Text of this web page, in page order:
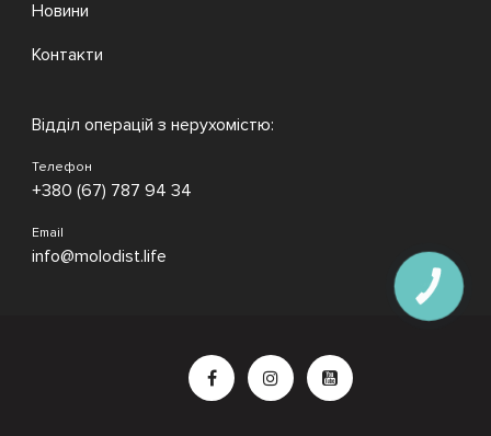
Новини
Контакти
Відділ операцій з нерухомістю:
Телефон
+380 (67) 787 94 34
Email
info@molodist.life
КНОПКА
ЗВ'ЯЗКУ